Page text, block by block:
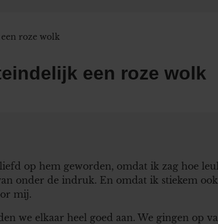
roze wolk
een roze wolk
op hem geworden, omdat ik zag hoe
onder de indruk. En omdat ik stiekem ook
mij.
we elkaar heel goed aan. We gingen op